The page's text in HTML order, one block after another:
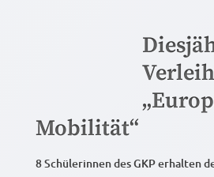
Mobilität“
8 Schülerinnen des GKP erhalten